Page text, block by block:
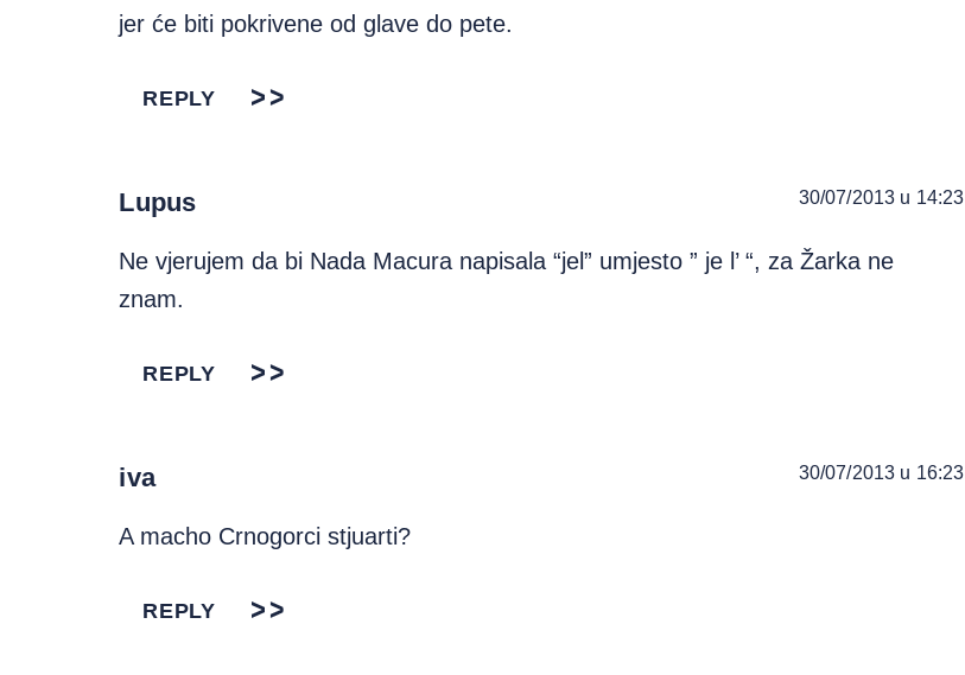
jer će biti pokrivene od glave do pete.
REPLY
Lupus 30/07/2013 u 14:23
Ne vjerujem da bi Nada Macura napisala “jel” umjesto ” je l’ “, za Žarka ne
znam.
REPLY
iva 30/07/2013 u 16:23
A macho Crnogorci stjuarti?
REPLY